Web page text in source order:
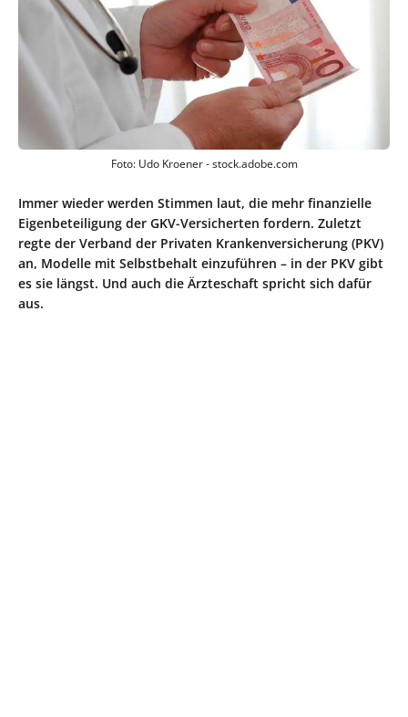
Foto: Udo Kroener - stock.adobe.com
Immer wieder werden Stimmen laut, die mehr finanzielle
Eigenbeteiligung der GKV-Versicherten fordern. Zuletzt
regte der Verband der Privaten Krankenversicherung (PKV)
an, Modelle mit Selbstbehalt einzuführen – in der PKV gibt
es sie längst. Und auch die Ärzteschaft spricht sich dafür
aus.